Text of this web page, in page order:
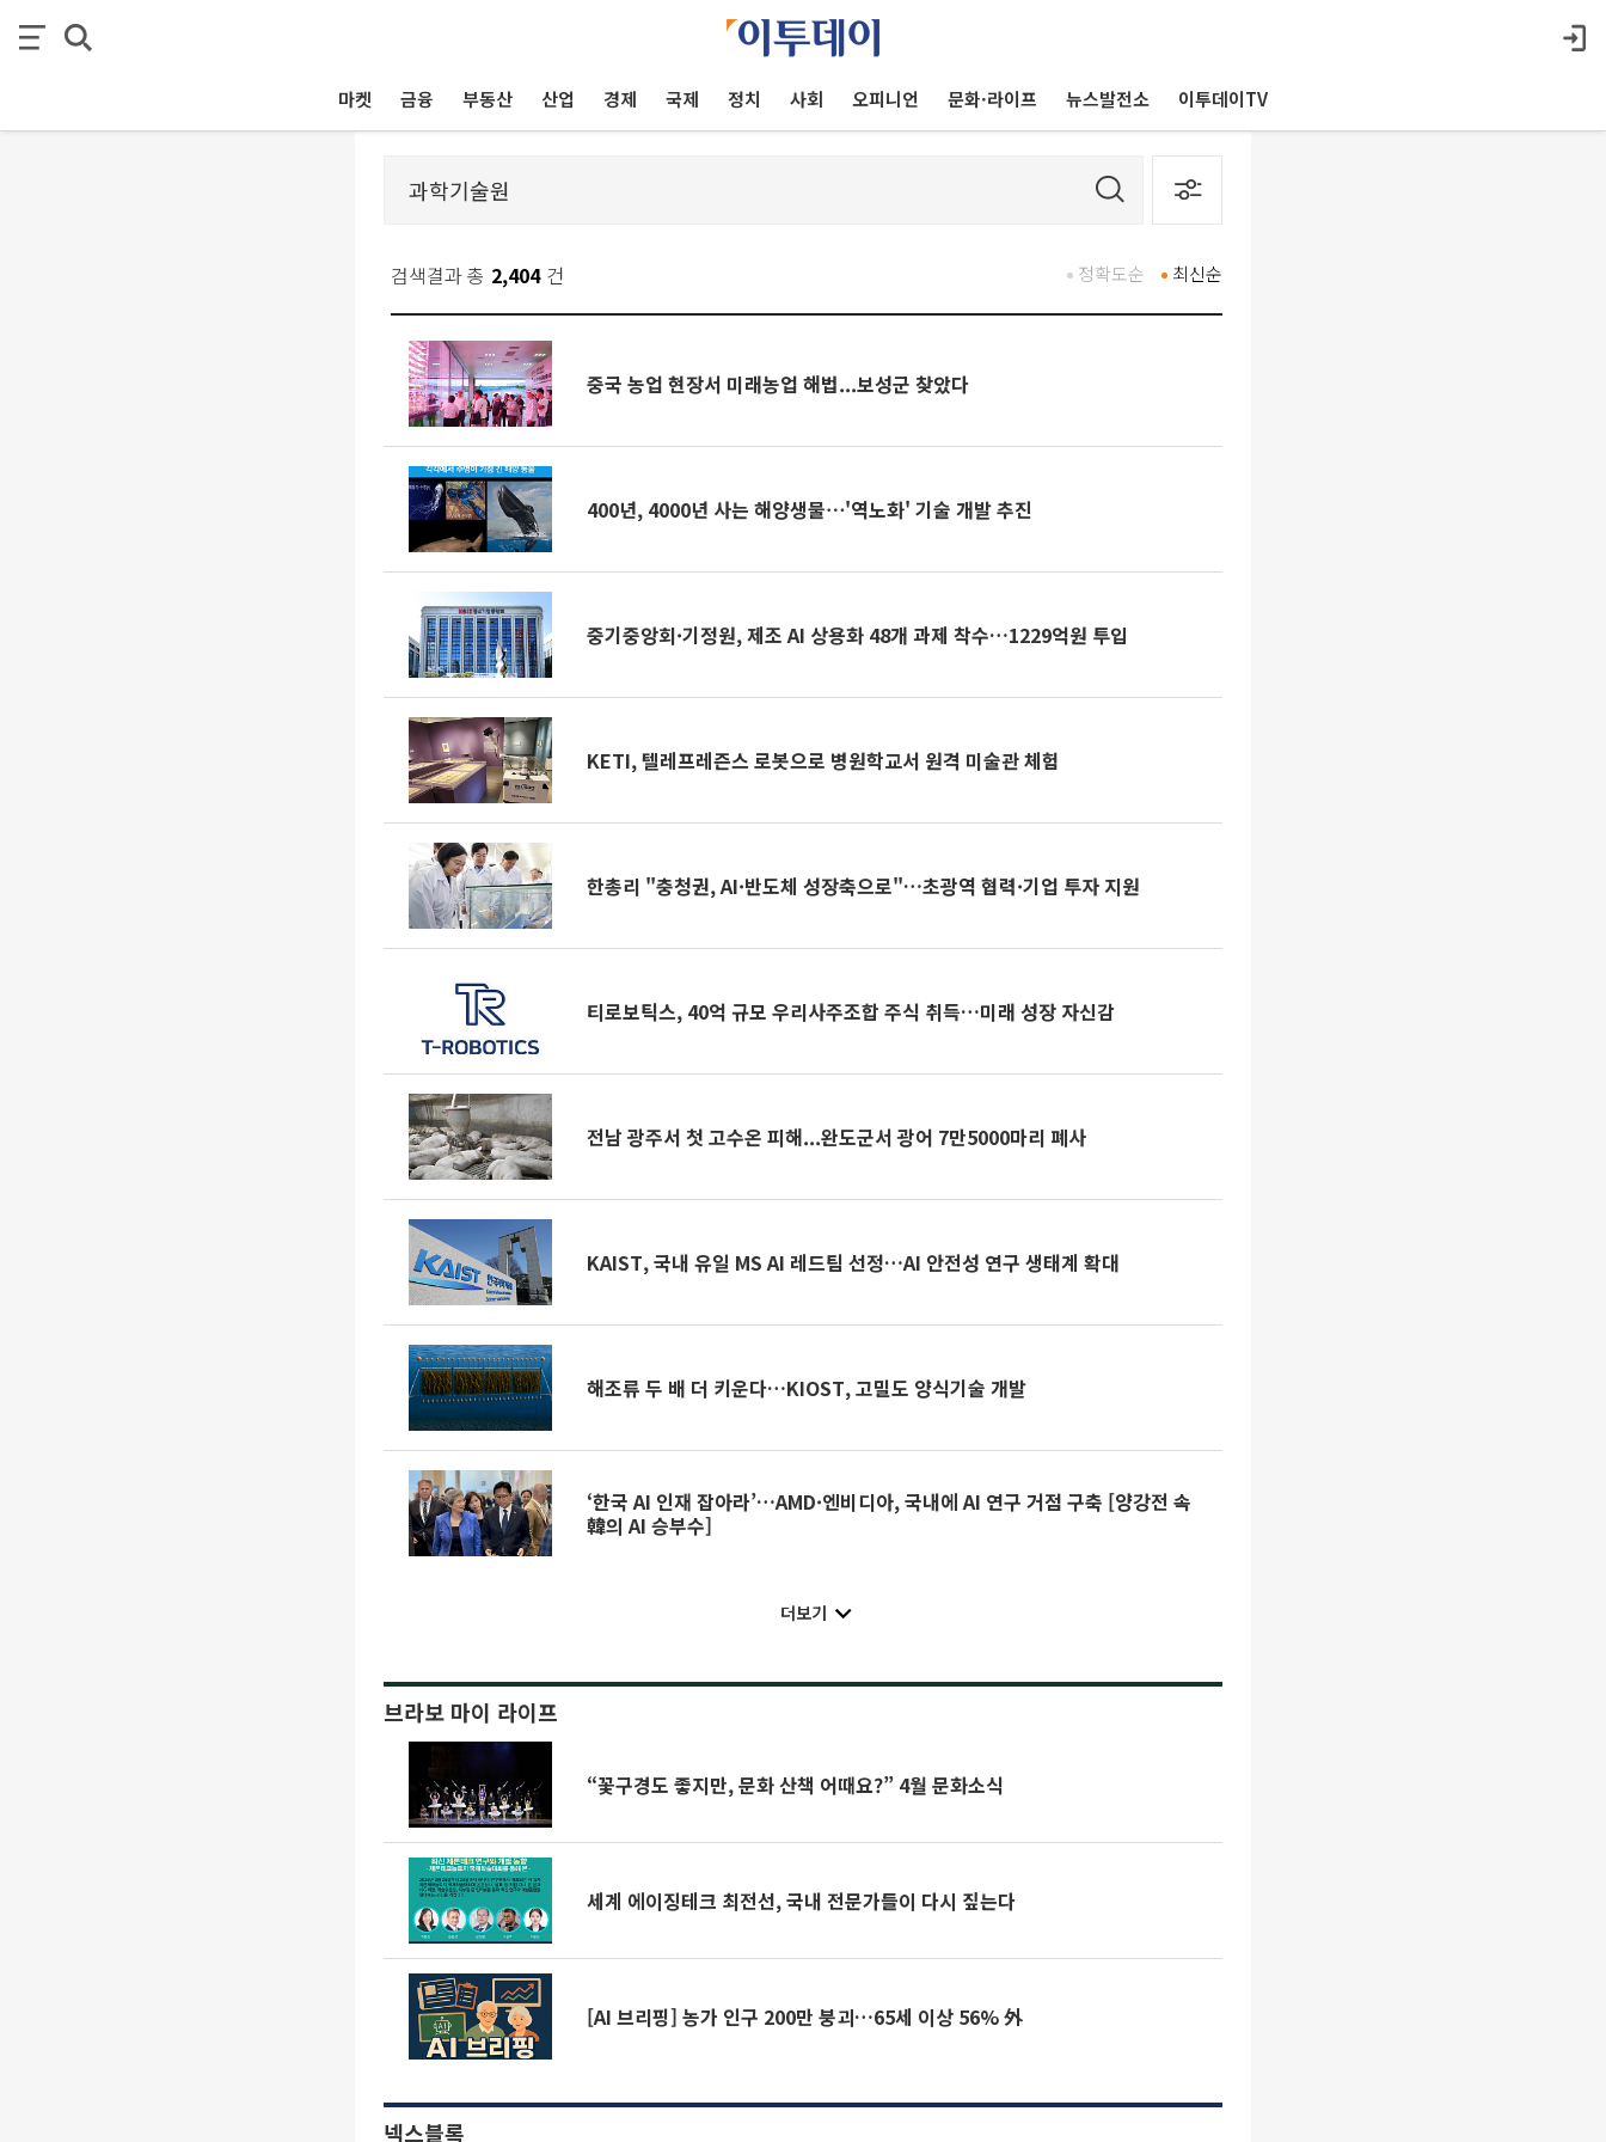
마켓 금융 부동산 산업 경제 국제 정치 사회 오피니언 문화·라이프 뉴스발전소 이투데이TV
검색결과 총 2,404 건 최신순
정확도순
중국 농업 현장서 미래농업 해법...보성군 찾았다
400년, 4000년 사는 해양생물⋯'역노화' 기술 개발 추진
중기중앙회·기정원, 제조 AI 상용화 48개 과제 착수…1229억원 투입
KETI, 텔레프레즌스 로봇으로 병원학교서 원격 미술관 체험
한총리 "충청권, AI·반도체 성장축으로"…초광역 협력·기업 투자 지원
티로보틱스, 40억 규모 우리사주조합 주식 취득…미래 성장 자신감
전남 광주서 첫 고수온 피해...완도군서 광어 7만5000마리 폐사
KAIST, 국내 유일 MS AI 레드팀 선정…AI 안전성 연구 생태계 확대
해조류 두 배 더 키운다…KIOST, 고밀도 양식기술 개발
‘한국 AI 인재 잡아라’…AMD·엔비디아, 국내에 AI 연구 거점 구축 [양강전 속
韓의 AI 승부수]
더보기
브라보 마이 라이프
“꽃구경도 좋지만, 문화 산책 어때요?” 4월 문화소식
세계 에이징테크 최전선, 국내 전문가들이 다시 짚는다
[AI 브리핑] 농가 인구 200만 붕괴…65세 이상 56% 外
넥스블록